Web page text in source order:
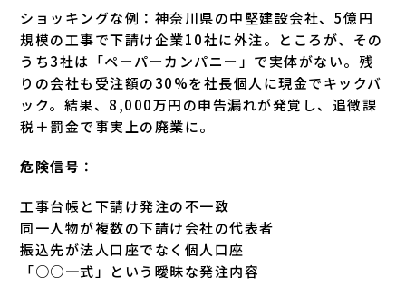
ショッキングな例：神奈川県の中堅建設会社、5億円
規模の工事で下請け企業10社に外注。ところが、その
うち3社は「ペーパーカンパニー」で実体がない。残
りの会社も受注額の30%を社長個人に現金でキックバ
ック。結果、8,000万円の申告漏れが発覚し、追徴課
税＋罰金で事実上の廃業に。
危険信号 ：
工事台帳と下請け発注の不一致
同一人物が複数の下請け会社の代表者
振込先が法人口座でなく個人口座
「○○一式」という曖昧な発注内容